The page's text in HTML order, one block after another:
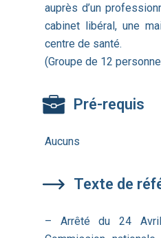
auprès d’un
cabinet libéral, une
centre de santé.
(Groupe de 12
Pré-requis
Aucuns
Texte de
– Arrêté du 24